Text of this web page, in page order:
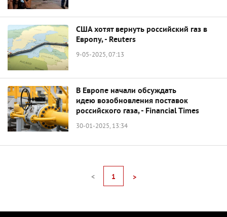
США хотят вернуть российский газ в
Европу, - Reuters
9-05-2025, 07:13
В Европе начали обсуждать
идею возобновления поставок
российского газа, - Financial Times
30-01-2025, 13:34
< 1 >